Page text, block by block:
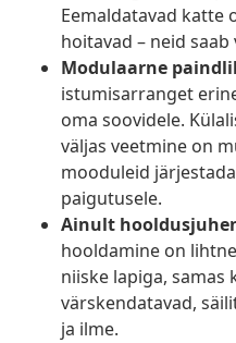
Eemaldatavad katte
hoitavad – neid saab
Modulaarne
istumisarranget
oma soovidele.
väljas veetmine on
mooduleid
paigutusele.
Ainult
hooldamine on
niiske lapiga, samas
värskendatavad,
ja ilme.